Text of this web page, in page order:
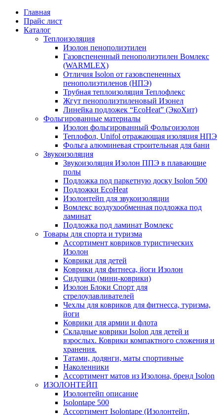
Главная
Прайс лист
Каталог
Теплоизоляция
Изолон пенополиэтилен
Газовспененный пенополиэтилен Вомлекс
(WARMLEX)
Отличия Isolon от газовспененных
пенополиэтиленов (НПЭ)
Трубная теплоизоляция Теплофлекс
Жгут пенополиэтиленовый Изонел
Линейка подложек “EcoHeat” (ЭкоХит)
Фольгированные материалы
Изолон фольгированный Фольгоизолон
Теплофол, Unifol отражающая изоляция НПЭ
Фольга алюминевая строительная для бани
Звукоизоляция
Звукоизоляция Изолон ППЭ в плавающие
полы
Подложка под паркетную доску Isolon 500
Подложки EcoHeat
Изолонтейп для звукоизоляции
Вомлекс воздухообменная подложка под
ламинат
Подложка под ламинат Вомлекс
Товары для спорта и туризма
Ассортимент ковриков туристических
Изолон
Коврики для детей
Коврики для фитнеса, йоги Изолон
Сидушки (мини-коврики)
Изолон Блоки Спорт для
стрелоулавливателей
Чехлы для ковриков для фитнесса, туризма,
йоги
Коврики для армии и флота
Складные коврики Isolon для детей и
взрослых. Коврики компактного сложения и
хранения.
Татами, додянги, маты спортивные
Наколенники
Ассортимент матов из Изолона, бренд Isolon
ИЗОЛОНТЕЙП
Изолонтейп описание
Isolontape 500
Ассортимент Isolontape (Изолонтейп,